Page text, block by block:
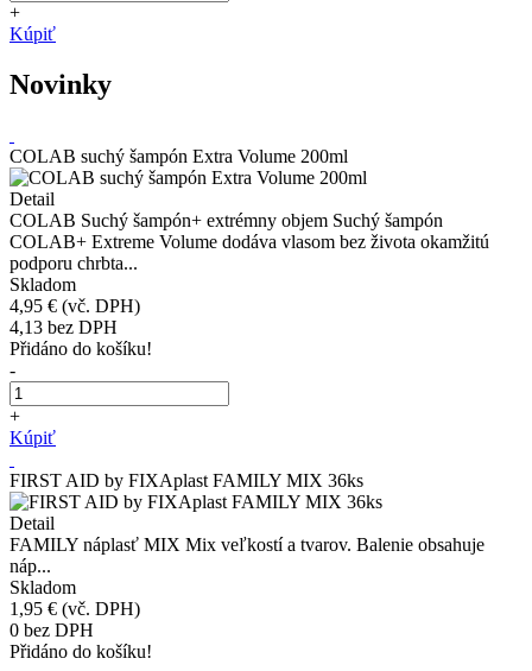
+
Kúpiť
Novinky
COLAB suchý šampón Extra Volume 200ml
Detail
COLAB Suchý šampón+ extrémny objem Suchý šampón
COLAB+ Extreme Volume dodáva vlasom bez života okamžitú
podporu chrbta...
Skladom
4,95 € (vč. DPH)
4,13 bez DPH
Přidáno do košíku!
-
+
Kúpiť
FIRST AID by FIXAplast FAMILY MIX 36ks
Detail
FAMILY náplasť MIX Mix veľkostí a tvarov. Balenie obsahuje
náp...
Skladom
1,95 € (vč. DPH)
0 bez DPH
Přidáno do košíku!